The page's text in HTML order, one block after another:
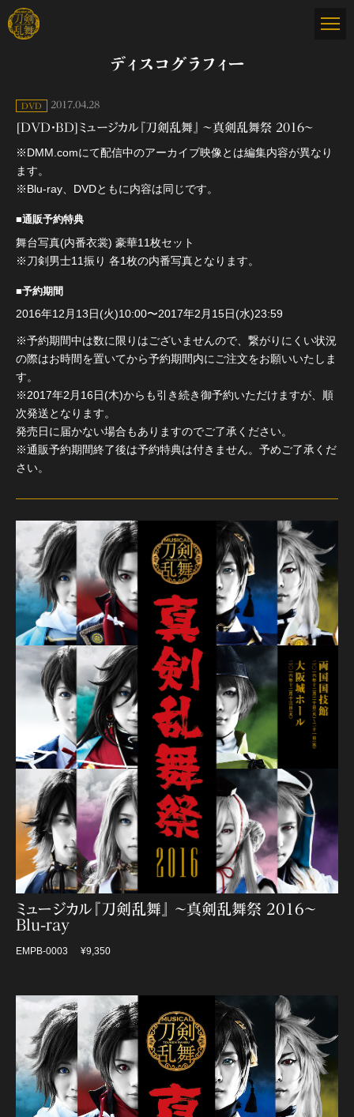
ディスコグラフィー
DVD 2017.04.28
[DVD・BD]ミュージカル『刀剣乱舞』 〜真剣乱舞祭 2016〜
※DMM.comにて配信中のアーカイブ映像とは編集内容が異なり
ます。
※Blu-ray、DVDともに内容は同じです。
■通販予約特典
舞台写真(内番衣裳) 豪華11枚セット
※刀剣男士11振り 各1枚の内番写真となります。
■予約期間
2016年12月13日(火)10:00〜2017年2月15日(水)23:59
※予約期間中は数に限りはございませんので、繋がりにくい状況
の際はお時間を置いてから予約期間内にご注文をお願いいたしま
す。
※2017年2月16日(木)からも引き続き御予約いただけますが、順
次発送となります。
発売日に届かない場合もありますのでご了承ください。
※通販予約期間終了後は予約特典は付きません。予めご了承くだ
さい。
ミュージカル『刀剣乱舞』 〜真剣乱舞祭 2016〜
Blu-ray
EMPB-0003 ¥9,350